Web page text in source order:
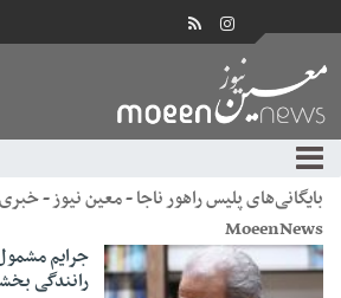
بایگانی‌های پلیس راهور ناجا - معین نیوز -
MoeenNews
جرایم
رانندگی